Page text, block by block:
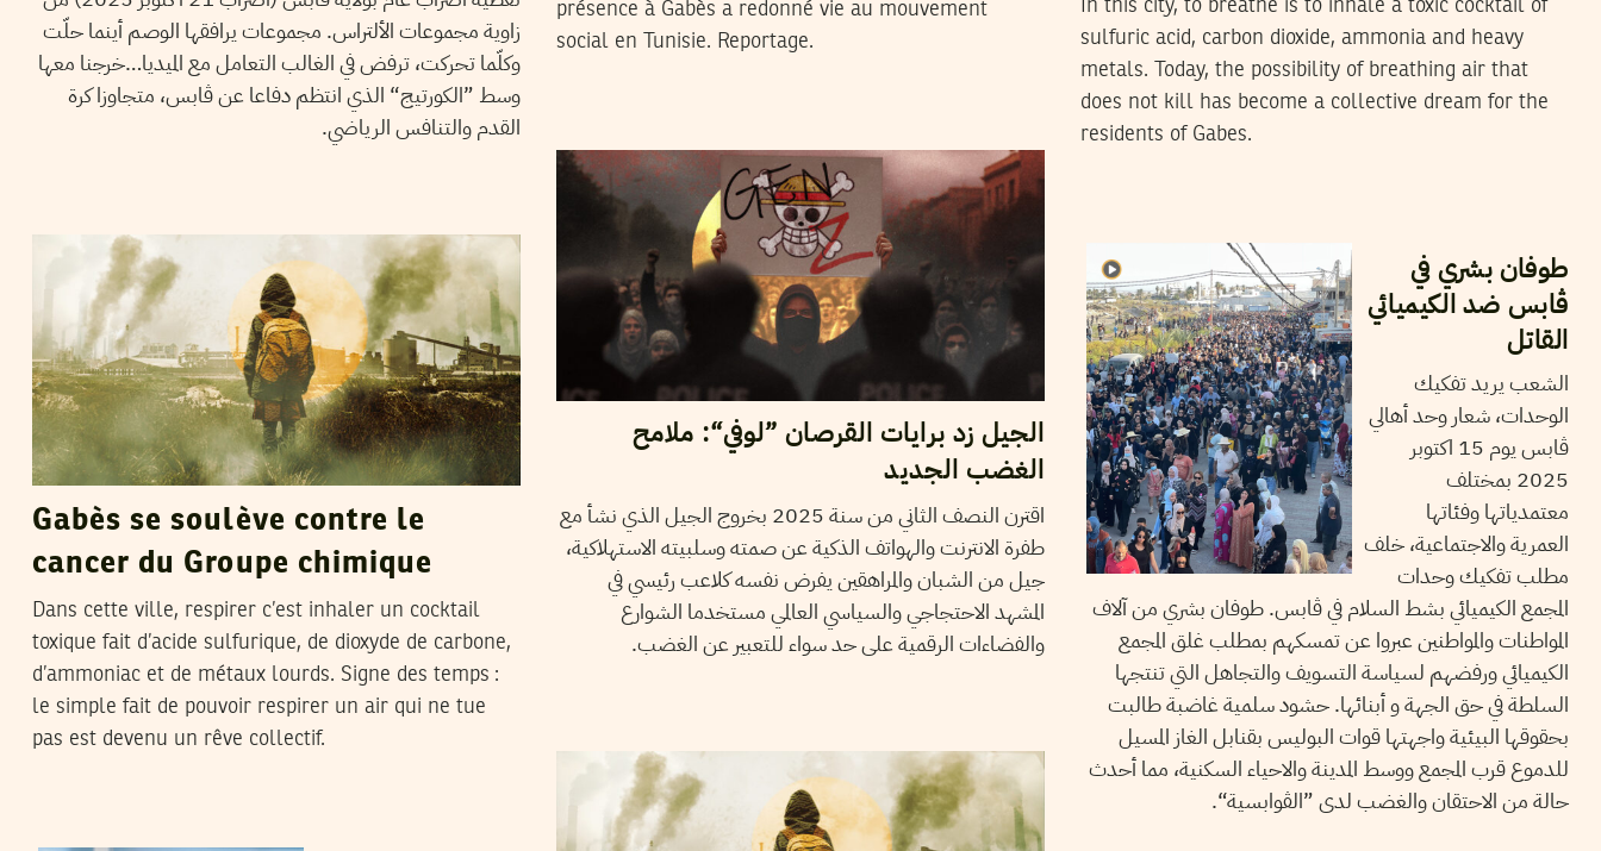
présence à Gabès a redonné vie au mouvement
social en Tunisie. Reportage.
زاوية مجموعات الألتراس. مجموعات يرافقها الوصم أينما حلّت
وكلّما تحركت، ترفض في الغالب التعامل مع الميديا…خرجنا معها
وسط ”الكورتيج“ الذي انتظم دفاعا عن ڨابس، متجاوزا كرة
القدم والتنافس الرياضي.
In this city, to breathe is to inhale a toxic cocktail of
sulfuric acid, carbon dioxide, ammonia and heavy
metals. Today, the possibility of breathing air that
does not kill has become a collective dream for the
residents of Gabes.
الجيل زد برايات القرصان ”لوفي“: ملامح
الغضب الجديد
اقترن النصف الثاني من سنة 2025 بخروج الجيل الذي نشأ مع
طفرة الانترنت والهواتف الذكية عن صمته وسلبيته الاستهلاكية،
جيل من الشبان والمراهقين يفرض نفسه كلاعب رئيسي في
المشهد الاحتجاجي والسياسي العالمي مستخدما الشوارع
والفضاءات الرقمية على حد سواء للتعبير عن الغضب.
Gabès se soulève contre le
cancer du Groupe chimique
Dans cette ville, respirer c’est inhaler un cocktail
toxique fait d’acide sulfurique, de dioxyde de carbone,
d’ammoniac et de métaux lourds. Signe des temps :
le simple fait de pouvoir respirer un air qui ne tue
pas est devenu un rêve collectif.
طوفان بشري في
ڨابس ضد الكيميائي
القاتل
الشعب يريد تفكيك
الوحدات، شعار وحد أهالي
ڨابس يوم 15 اكتوبر
2025 بمختلف
معتمدياتها وفئاتها
العمرية والاجتماعية، خلف
مطلب تفكيك وحدات
المجمع الكيميائي بشط السلام في ڨابس. طوفان بشري من آلاف
المواطنات والمواطنين عبروا عن تمسكهم بمطلب غلق المجمع
الكيميائي ورفضهم لسياسة التسويف والتجاهل التي تنتجها
السلطة في حق الجهة و أبنائها. حشود سلمية غاضبة طالبت
بحقوقها البيئية واجهتها قوات البوليس بقنابل الغاز المسيل
للدموع قرب المجمع ووسط المدينة والاحياء السكنية، مما أحدث
حالة من الاحتقان والغضب لدى ”الڨوابسية“.